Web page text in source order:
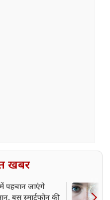
खबर
पहचान जाएंगे